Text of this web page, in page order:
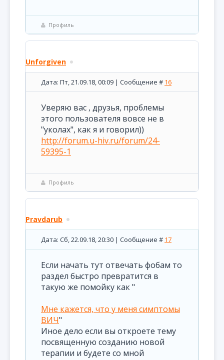
Профиль
Unforgiven
Дата: Пт, 21.09.18, 00:09 | Сообщение # 16
Уверяю вас , друзья, проблемы
этого пользователя вовсе не в
"уколах", как я и говорил))
http://forum.u-hiv.ru/forum/24-
59395-1
Профиль
Pravdarub
Дата: Сб, 22.09.18, 20:30 | Сообщение # 17
Если начать тут отвечать фобам то
раздел быстро превратится в
такую же помойку как "
Мне кажется, что у меня симптомы
ВИЧ"
Иное дело если вы откроете тему
посвященную созданию новой
терапии и будете со мной